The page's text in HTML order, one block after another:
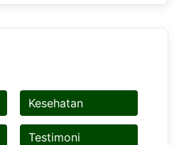
Kesehatan
Testimoni